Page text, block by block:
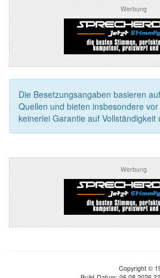
Werbung
Die Besetzungsangaben basieren
Quellen und bieten insbesondere
keinerlei Garantie auf Vollständigkeit
Werbung
Copyright ©